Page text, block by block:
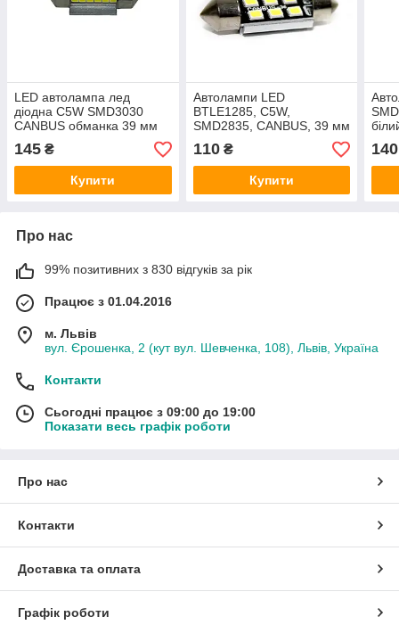
LED автолампа лед
діодна C5W SMD3030
CANBUS обманка 39 мм
145 ₴
Купити
Автолампи LED
BTLE1285, C5W,
SMD2835, CANBUS, 39 мм
110₴
Купити
140
Про нас
99% позитивних з 830 відгуків за рік
Працює з 01.04.2016
м. Львів
вул. Єрошенка, 2 (кут вул. Шевченка, 108), Львів, Україна
Контакти
Сьогодні працює з 09:00 до 19:00
Показати весь графік роботи
Про нас
Контакти
Доставка та оплата
Графік роботи